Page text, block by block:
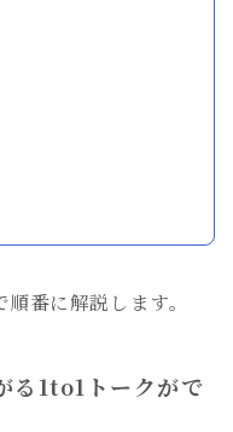
番に解説します。
る1to1トークがで